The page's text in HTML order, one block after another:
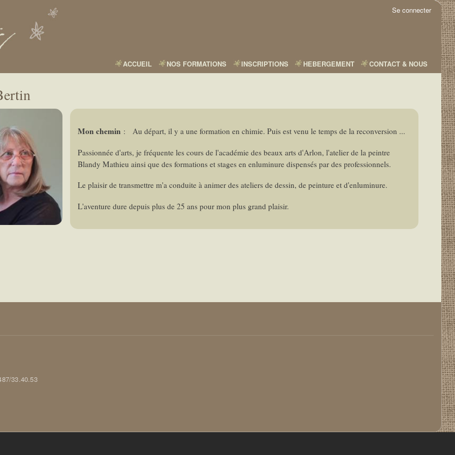
Se connecter
ACCUEIL NOS FORMATIONS INSCRIPTIONS HEBERGEMENT CONTACT & NOUS
Mon chemin : Au départ, il y a une formation en chimie. Puis est venu le temps de la reconversion ...
Passionnée d'arts, je fréquente les cours de l'académie des beaux arts d'Arlon, l'atelier de la peintre
Blandy Mathieu ainsi que des formations et stages en enluminure dispensés par des professionnels.
Le plaisir de transmettre m'a conduite à animer des ateliers de dessin, de peinture et d'enluminure.
L'aventure dure depuis plus de 25 ans pour mon plus grand plaisir.
33.40.53